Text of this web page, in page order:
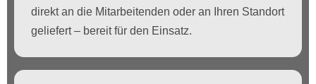
direkt an die Mitarbeitenden oder an Ihren Standort
geliefert – bereit für den Einsatz.